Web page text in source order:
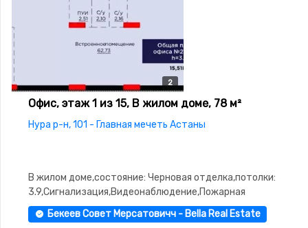
2
2
Офис, этаж 1 из 15, В жилом доме, 78 м²
Нура р-н, 101 - Главная мечеть Астаны
В жилом доме,состояние: Черновая отделка,потолки:
3.9,Сигнализация,Видеонаблюдение,Пожарная
сигнализация,Пластиковые окна
Бекеев Совет Мерсатовичч - Bella Real Estate